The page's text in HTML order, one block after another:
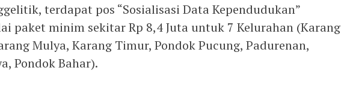
terdapat pos “Sosialisasi Data Kependudukan”
paket minim sekitar Rp 8,4 Juta untuk 7 Kelurahan (Karang
Mulya, Karang Timur, Pondok Pucung, Padurenan,
Pondok Bahar).